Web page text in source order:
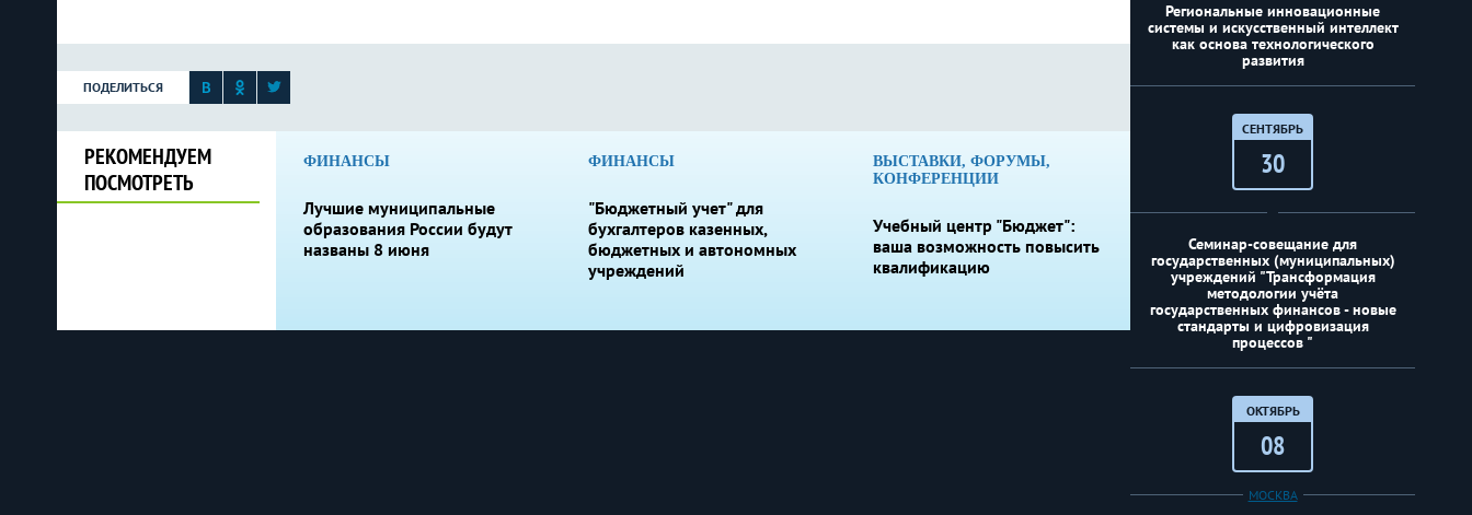
ПОДЕЛИТЬСЯ
РЕКОМЕНДУЕМ
ПОСМОТРЕТЬ
ФИНАНСЫ
Лучшие муниципальные
образования России будут
названы 8 июня
ФИНАНСЫ
"Бюджетный учет" для
бухгалтеров казенных,
бюджетных и автономных
учреждений
ВЫСТАВКИ, ФОРУМЫ,
КОНФЕРЕНЦИИ
Учебный центр "Бюджет":
ваша возможность повысить
квалификацию
Региональные инновационные
системы и искусственный интеллект
как основа технологического
развития
СЕНТЯБРЬ
30
Семинар-совещание для
государственных (муниципальных)
учреждений "Трансформация
методологии учёта
государственных финансов - новые
стандарты и цифровизация
процессов "
ОКТЯБРЬ
08
МОСКВА